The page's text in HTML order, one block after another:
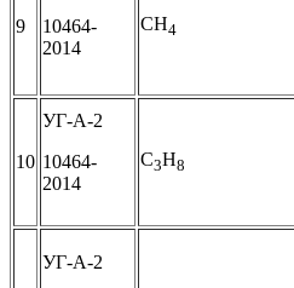
9
10464-
2014
CH4
10
УГ-А-2
10464-
2014
C3H8
УГ-А-2